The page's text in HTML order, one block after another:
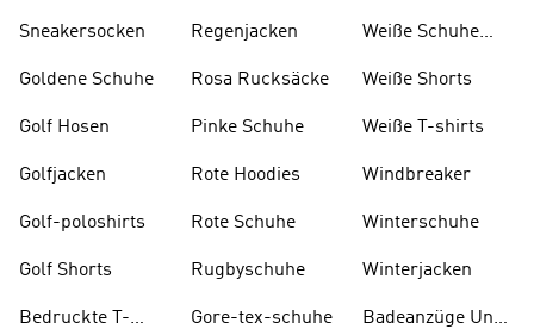
Sneakersocken
Goldene Schuhe
Golf Hosen
Golfjacken
Golf-poloshirts
Golf Shorts
Bedruckte T-
Regenjacken
Rosa Rucksäcke
Pinke Schuhe
Rote Hoodies
Rote Schuhe
Rugbyschuhe
Gore-tex-schuhe
Weiße Schuhe
Weiße Shorts
Weiße T-shirts
Windbreaker
Winterschuhe
Winterjacken
Badeanzüge Und